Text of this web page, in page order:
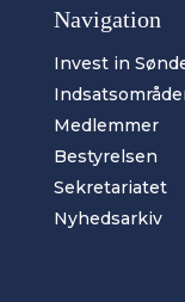
Navigation
Invest in
Medlemmer
Bestyrelsen
Sekretariatet
Nyhedsarkiv